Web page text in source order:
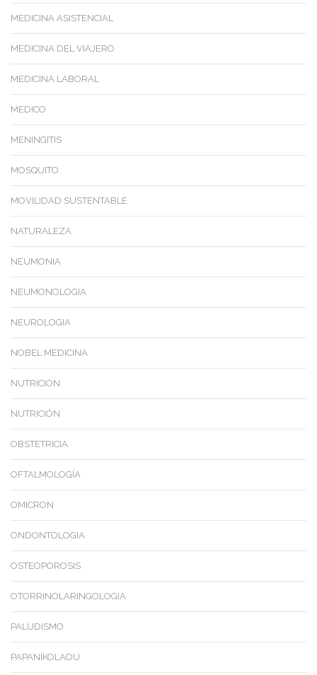
MEDICINA ASISTENCIAL
MEDICINA DEL VIAJERO
MEDICINA LABORAL
MEDICO
MENINGITIS
MOSQUITO
MOVILIDAD SUSTENTABLE
NATURALEZA
NEUMONIA
NEUMONOLOGIA
NEUROLOGIA
NOBEL MEDICINA
NUTRICION
NUTRICIÓN
OBSTETRICIA
OFTALMOLOGÍA
OMICRON
ONDONTOLOGIA
OSTEOPOROSIS
OTORRINOLARINGOLOGIA
PALUDISMO
PAPANIKOLAOU